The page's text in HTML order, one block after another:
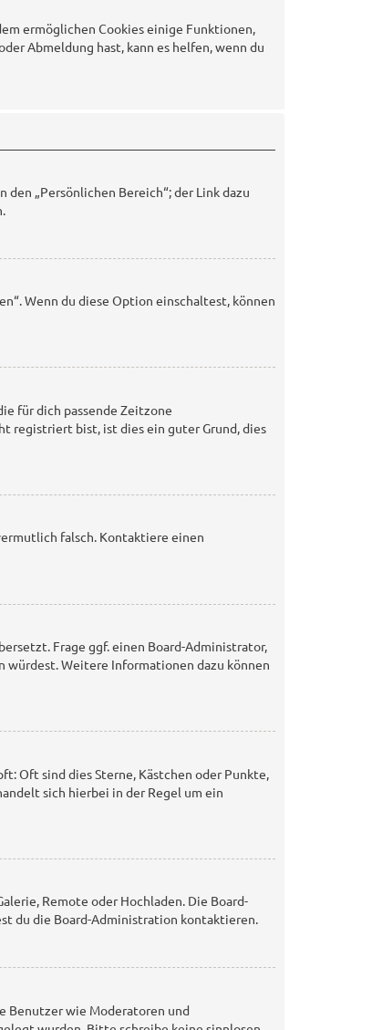
ermöglichen Cookies einige Funktionen,
Abmeldung hast, kann es helfen, wenn du
„Persönlichen Bereich“; der Link dazu
Wenn du diese Option einschaltest, können
für dich passende Zeitzone
registriert bist, ist dies ein guter Grund, dies
falsch. Kontaktiere einen
Frage ggf. einen Board-Administrator,
würdest. Weitere Informationen dazu können
Oft sind dies Sterne, Kästchen oder Punkte,
sich hierbei in der Regel um ein
Remote oder Hochladen. Die Board-
du die Board-Administration kontaktieren.
Benutzer wie Moderatoren und